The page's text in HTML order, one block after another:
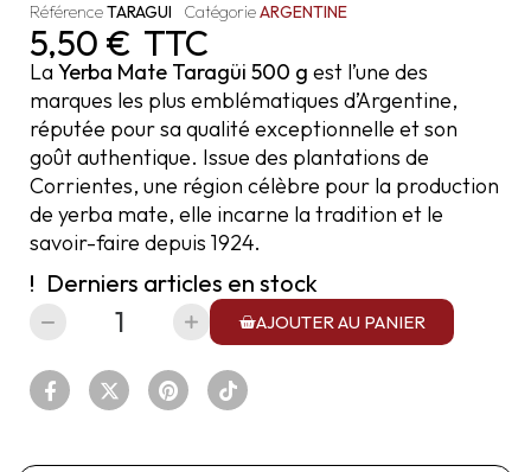
RéférenceTARAGUI CatégorieARGENTINE
5,50 € TTC
La Yerba Mate Taragüi 500 g est l’une des
marques les plus emblématiques d’Argentine,
réputée pour sa qualité exceptionnelle et son
goût authentique. Issue des plantations de
Corrientes, une région célèbre pour la production
de yerba mate, elle incarne la tradition et le
savoir-faire depuis 1924.
Derniers articles en stock
AJOUTER AU PANIER